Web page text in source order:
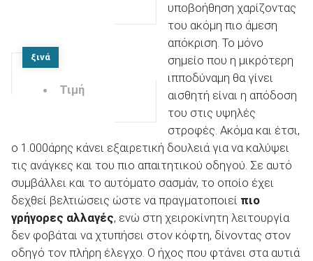
ξινά
Τιμή
υποβοήθηση χαρίζοντας
του ακόμη πιο άμεση
απόκριση. Το μόνο
σημείο που η μικρότερη
ιπποδύναμη θα γίνει
αισθητή είναι η απόδοση
του στις υψηλές
στροφές. Ακόμα και έτσι,
ο 1.000άρης κάνει εξαιρετική δουλειά για να καλύψει
τις ανάγκες και του πιο απαιτητικού οδηγού. Σε αυτό
συμβάλλει και το αυτόματο σασμάν, το οποίο έχει
δεχθεί βελτιώσεις ώστε να πραγματοποιεί πιο
γρήγορες αλλαγές, ενώ στη χειροκίνητη λειτουργία
δεν φοβάται να χτυπήσει στον κόφτη, δίνοντας στον
οδηγό τον πλήρη έλεγχο. Ο ήχος που φτάνει στα αυτιά